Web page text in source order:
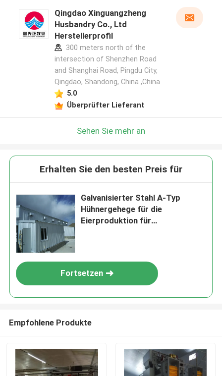
Qingdao Xinguangzheng
Husbandry Co., Ltd
Herstellerprofil
300 meters north of the
intersection of Shenzhen Road
and Shanghai Road, Pingdu City,
Qingdao, Shandong, China ,China
5.0
Überprüfter Lieferant
Sehen Sie mehr an
Erhalten Sie den besten Preis für
Galvanisierter Stahl A-Typ
Hühnergehege für die
Eierproduktion für
Fortsetzen
Empfohlene Produkte